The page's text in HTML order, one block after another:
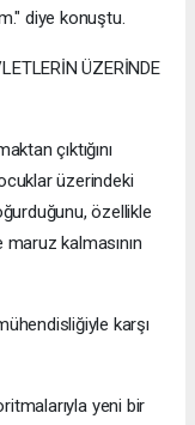
diye konuştu.
ÜZERİNDE
çıktığını
üzerindeki
özellikle
kalmasının
karşı
yeni bir